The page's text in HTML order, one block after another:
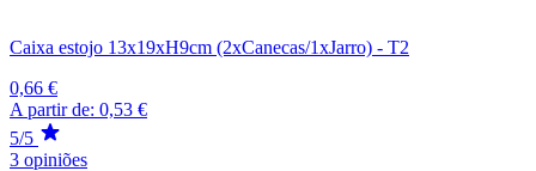
Caixa estojo 13x19xH9cm (2xCanecas/1xJarro) - T2
0,66 €
A partir de: 0,53 €
5/5
3 opiniões